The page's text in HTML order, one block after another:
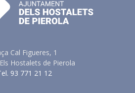
Cal Figueres, 1
Hostalets de Pierola
93 771 21 12